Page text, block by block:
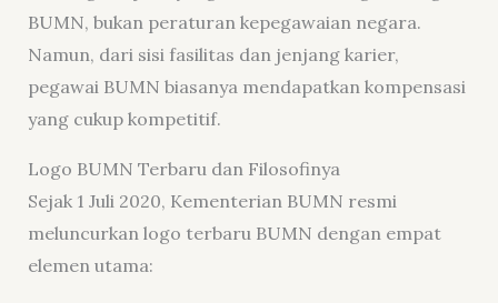
BUMN, bukan peraturan kepegawaian negara.
Namun, dari sisi fasilitas dan jenjang karier,
pegawai BUMN biasanya mendapatkan kompensasi
yang cukup kompetitif.
Logo BUMN Terbaru dan Filosofinya
Sejak 1 Juli 2020, Kementerian BUMN resmi
meluncurkan logo terbaru BUMN dengan empat
elemen utama: